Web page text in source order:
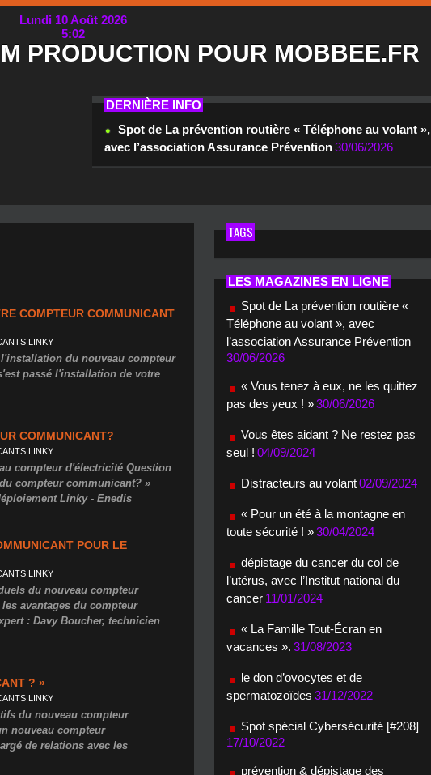
Lundi 10 Août 2026
5:02
PRODUCTION POUR MOBBEE.FR
DERNIÈRE INFO
Spot de La prévention routière « Téléphone au volant »,
avec l’association Assurance Prévention30/06/2026
COMPTEUR COMMUNICANT
LINKY
du nouveau compteur
passé l'installation de votre
COMMUNICANT?
LINKY
compteur d'électricité Question
compteur communicant? »
Linky - Enedis
POUR LE
LINKY
du nouveau compteur
avantages du compteur
: Davy Boucher, technicien
? »
LINKY
du nouveau compteur
nouveau compteur
de relations avec les
TAGS
LES MAGAZINES EN LIGNE
Spot de La prévention routière «
Téléphone au volant », avec
l’association Assurance Prévention
30/06/2026
« Vous tenez à eux, ne les quittez
pas des yeux ! »30/06/2026
Vous êtes aidant ? Ne restez pas
seul ! 04/09/2024
Distracteurs au volant02/09/2024
« Pour un été à la montagne en
toute sécurité ! »30/04/2024
dépistage du cancer du col de
l’utérus, avec l’Institut national du
cancer 11/01/2024
« La Famille Tout-Écran en
vacances ». 31/08/2023
le don d’ovocytes et de
spermatozoïdes 31/12/2022
Spot spécial Cybersécurité [#208]
17/10/2022
prévention & dépistage des